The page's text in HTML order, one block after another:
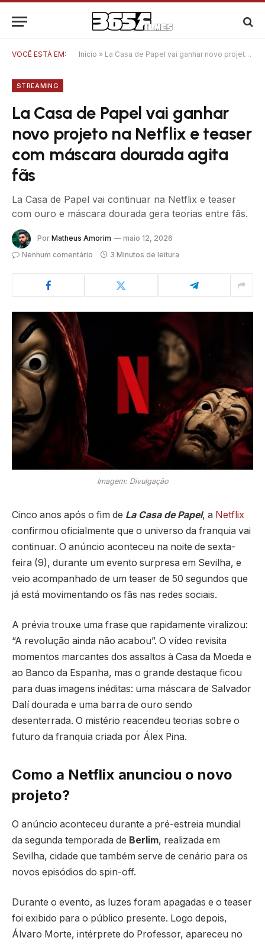
VOCÊ ESTÁ EM: Início » La Casa de Papel vai ganhar novo projeto na Netflix e teaser com máscara dourada agita fãs
STREAMING
La Casa de Papel vai ganhar
novo projeto na Netflix e teaser
com máscara dourada agita
fãs
La Casa de Papel vai continuar na Netflix e teaser
com ouro e máscara dourada gera teorias entre fãs.
Por Matheus Amorim
maio 12, 2026
Nenhum comentário
3 Minutos de leitura
Imagem: Divulgação
Cinco anos após o fim de La Casa de Papel, a Netflix
confirmou oficialmente que o universo da franquia vai
continuar. O anúncio aconteceu na noite de sexta-
feira (9), durante um evento surpresa em Sevilha, e
veio acompanhado de um teaser de 50 segundos que
já está movimentando os fãs nas redes sociais.
A prévia trouxe uma frase que rapidamente viralizou:
“A revolução ainda não acabou”. O vídeo revisita
momentos marcantes dos assaltos à Casa da Moeda e
ao Banco da Espanha, mas o grande destaque ficou
para duas imagens inéditas: uma máscara de Salvador
Dalí dourada e uma barra de ouro sendo
desenterrada. O mistério reacendeu teorias sobre o
futuro da franquia criada por Álex Pina.
Como a Netflix anunciou o novo
projeto?
O anúncio aconteceu durante a pré-estreia mundial
da segunda temporada de Berlim, realizada em
Sevilha, cidade que também serve de cenário para os
novos episódios do spin-off.
Durante o evento, as luzes foram apagadas e o teaser
foi exibido para o público presente. Logo depois,
Álvaro Morte, intérprete do Professor, apareceu no